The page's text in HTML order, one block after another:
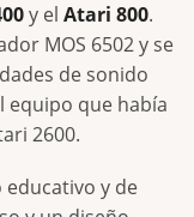
y el Atari 800.
MOS 6502 y se
de sonido
equipo que había
2600.
educativo y de